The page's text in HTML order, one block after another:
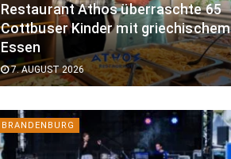
Restaurant Athos überraschte 65
Cottbuser Kinder mit griechischem
Essen
7. AUGUST 2026
BRANDENBURG